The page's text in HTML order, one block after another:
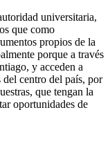
universitaria,
que como
propios de la
porque a través
y acceden a
del centro del país, por
que tengan la
oportunidades de